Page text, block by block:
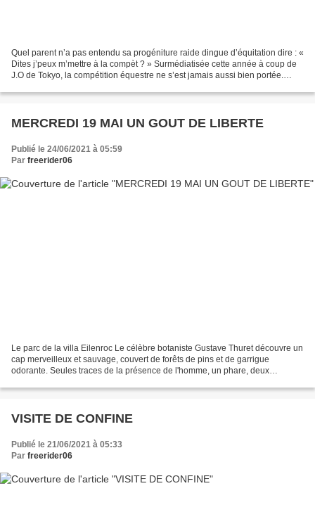
Quel parent n’a pas entendu sa progéniture raide dingue d’équitation dire : «
Dites j’peux m’mettre à la compèt ? » Surmédiatisée cette année à coup de
J.O de Tokyo, la compétition équestre ne s’est jamais aussi bien portée.
MERCREDI 19 MAI UN GOUT DE LIBERTE
Publié le 24/06/2021 à 05:59
Par freerider06
Le parc de la villa Eilenroc Le célèbre botaniste Gustave Thuret découvre un
cap merveilleux et sauvage, couvert de forêts de pins et de garrigue
odorante. Seules traces de la présence de l'homme, un phare, deux
VISITE DE CONFINE
Publié le 21/06/2021 à 05:33
Par freerider06